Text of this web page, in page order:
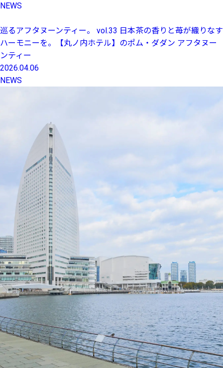
NEWS
巡るアフタヌーンティー。 vol.33 日本茶の香りと苺が織りなす
ハーモニーを。【丸ノ内ホテル】のポム・ダダン アフタヌー
ンティー
2026.04.06
NEWS